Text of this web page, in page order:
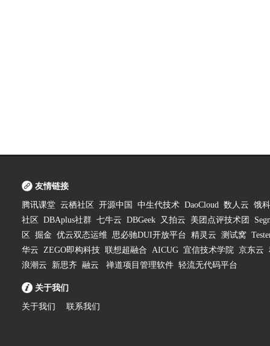
友情链接
腾讯课堂 云栖社区 开源中国 中生代技术 DaoCloud 数人云 饿
社区
DBAplus社群 七牛云 DBGeek 又拍云 美团点评技术团
区
掘金 优云双态运维 思必驰DUI开放平台 精灵云 测试窝
华云 ZEGO即构科技 联想超融合 AICUG 宜信技术学院 京东云
浪潮云
新思齐 融云 禅道项目管理软件 轻流无代码平台
关于我们
关于我们 联系我们